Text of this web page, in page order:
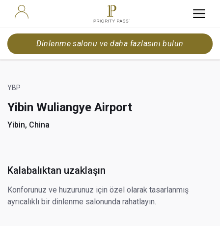
Dinlenme salonu ve daha fazlasını bulun
YBP
Yibin Wuliangye Airport
Yibin, China
Kalabalıktan uzaklaşın
Konforunuz ve huzurunuz için özel olarak tasarlanmış
ayrıcalıklı bir dinlenme salonunda rahatlayın.